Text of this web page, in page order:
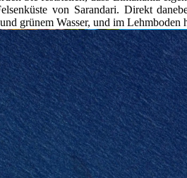
von Sarandari. Direkt
grünem Wasser, und im Lehmboden